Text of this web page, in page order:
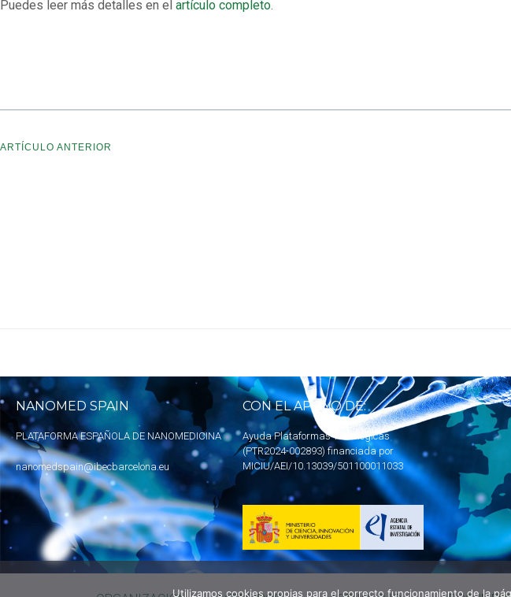
Puedes leer más detalles en el artículo completo.
ARTÍCULO ANTERIOR
NANOMED SPAIN
PLATAFORMA ESPAÑOLA DE NANOMEDICINA
nanomedspain@ibecbarcelona.eu
CON EL APOYO DE:
Ayuda Plataformas Tecnológicas
(PTR2024-002893) financiada por
MICIU/AEI/10.13039/501100011033
Utilizamos cookies propias para el correcto funcionamiento de la